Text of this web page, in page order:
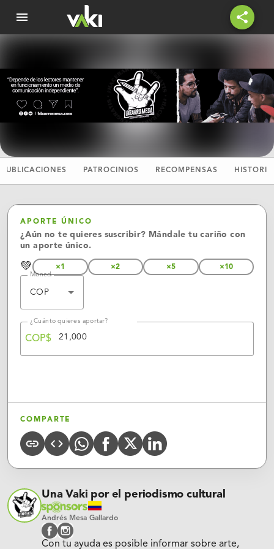
menu share
PUBLICACIONES PATROCINIOS RECOMPENSAS HISTORIA
APORTE ÚNICO
¿Aún no te quieres suscribir? Mándale tu cariño con
un aporte único.
💚 ×1 ×2 ×5 ×10
Moneda
COP
¿Cuánto quieres aportar?
COP$
COMPARTE
COPY
URL
CODE
Whatsapp
FACEBOOK
X
(Twitter)
Linkedin
Una Vaki por el periodismo cultural
Andrés Mesa Gallardo
facebook
instagram
Con tu ayuda es posible informar sobre arte,